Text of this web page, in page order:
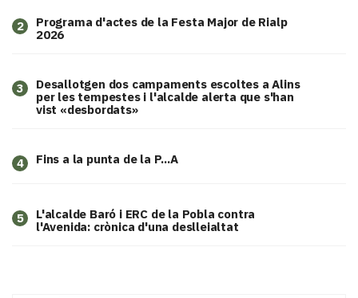
2
Programa d'actes de la Festa Major de Rialp
2026
3
​Desallotgen dos campaments escoltes a Alins
per les tempestes i l'alcalde alerta que s'han
vist «desbordats»
4 Fins a la punta de la P...A
5
L'alcalde Baró i ERC de la Pobla contra
l'Avenida: crònica d'una deslleialtat